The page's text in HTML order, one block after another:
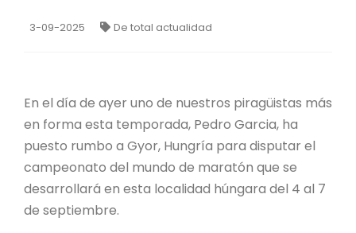
3-09-2025 De total actualidad
En el día de ayer uno de nuestros piragüistas más
en forma esta temporada, Pedro Garcia, ha
puesto rumbo a Gyor, Hungría para disputar el
campeonato del mundo de maratón que se
desarrollará en esta localidad húngara del 4 al 7
de septiembre.